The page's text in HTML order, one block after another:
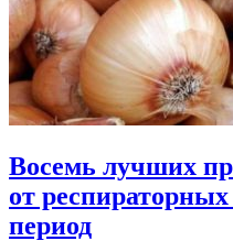
Восемь лучших
от
период